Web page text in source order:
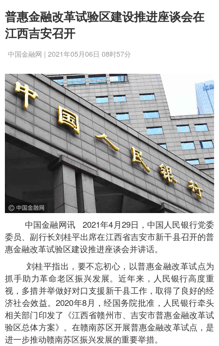
普惠金融改革试验区建设推进座谈会在
江西吉安召开
中国金融网 | 2021年05月06日 08时57分
中国金融网讯2021年4月29日，中国人民银行党委
委员、副行长刘桂平出席在江西省吉安市新干县召开的普
惠金融改革试验区建设推进座谈会并讲话。
刘桂平指出，要不忘初心，以普惠金融改革试点为
抓手助力革命老区振兴发展。近年来，人民银行高度重
视，多措并举做好对口支援新干县工作，取得了良好的经
济社会效益。2020年8月，经国务院批准，人民银行牵头
相关部门印发了《江西省赣州市、吉安市普惠金融改革试
验区总体方案》。在赣南苏区开展普惠金融改革试点，是
进一步推动赣南苏区振兴发展的重要举措。